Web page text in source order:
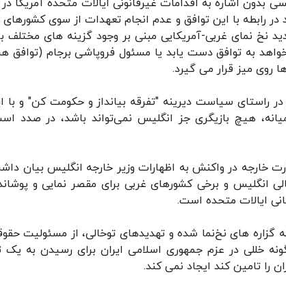
بدون اشاره به اقدامات غیرقانونی ایالات متحده آمریکا
رابطه با این توافق و عدم انجام تعهدات از سوی کشورهای
نخ نمای غربی-آمریکایی مبنی بر وجود گزینه های مختلف
به توافق دست یابد یا مسئول فروپاشی برجام (توافق
روی میز قرار می گیرد.
راستای سیاست دیرینه "تفرقه بیانداز و حکومت کن" و
هیچ بازیگری جز انگلیس نمی‌تواند باشد، در صدد
خارجه در واکنش به اظهارات وزیر خارجه انگلیس بیان
انگلیس و برخی کشورهای غربی برای مقصر نمایی و
ایالات متحده است.
گزاره های نخ‌نما شده‌ و تهدیدهای توخالی، از مسئولیت
خللی در عزم جمهوری اسلامی ایران برای رسیدن به یک
را تامین کند ایجاد نمی کند.